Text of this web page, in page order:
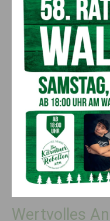
Das Angebot umfasst
Darunter Informationen
Unterstützung bei der
die Vermittlung von
„Ein wichtiger Aspekt der
die Unterstützung für
bei ihren
ihnen bei der
Frau Schluder und Frau
Wertvolles